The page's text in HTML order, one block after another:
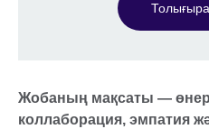
Жобаның мақсаты —
коллаборация, эмпатия